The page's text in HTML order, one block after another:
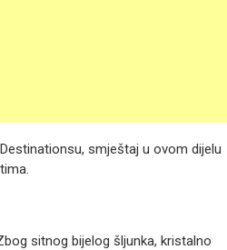
smještaj u ovom dijelu
sitnog bijelog šljunka, kristalno